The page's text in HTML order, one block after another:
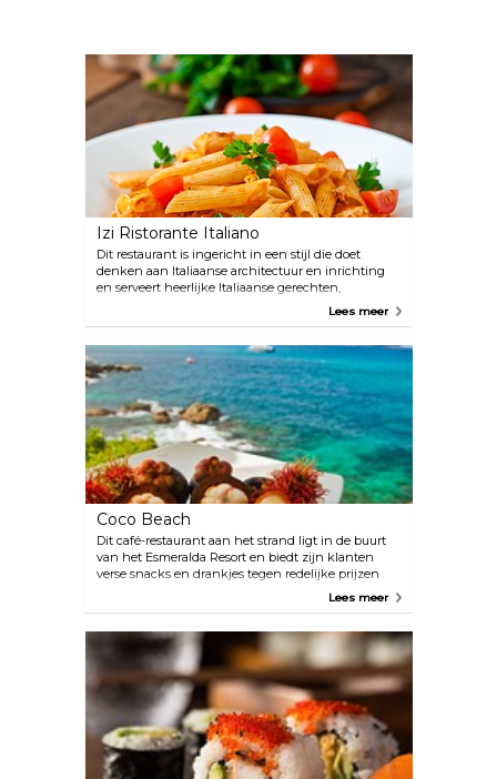
Izi Ristorante Italiano
Dit restaurant is ingericht in een stijl die doet
denken aan Italiaanse architectuur en inrichting
en serveert heerlijke Italiaanse gerechten,
waaronder authentieke pastagerechten metLees meer
Coco Beach
Dit café-restaurant aan het strand ligt in de buurt
van het Esmeralda Resort en biedt zijn klanten
verse snacks en drankjes tegen redelijke prijzen
van zonsopgang tot zonsondergang. DeLees meer